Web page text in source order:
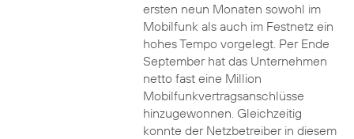
ersten neun Monaten sowohl im
Mobilfunk als auch im Festnetz ein
hohes Tempo vorgelegt. Per Ende
September hat das Unternehmen
netto fast eine Million
Mobilfunkvertragsanschlüsse
hinzugewonnen. Gleichzeitig
konnte der Netzbetreiber in diesem